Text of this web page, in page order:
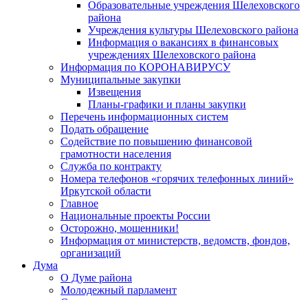
Образовательные учреждения Шелеховского
района
Учреждения культуры Шелеховского района
Информация о вакансиях в финансовых
учреждениях Шелеховского района
Информация по КОРОНАВИРУСУ
Муниципальные закупки
Извещения
Планы-графики и планы закупки
Перечень информационных систем
Подать обращение
Содействие по повышению финансовой
грамотности населения
Служба по контракту
Номера телефонов «горячих телефонных линий»
Иркутской области
Главное
Национальные проекты России
Осторожно, мошенники!
Информация от министерств, ведомств, фондов,
организаций
Дума
О Думе района
Молодежный парламент